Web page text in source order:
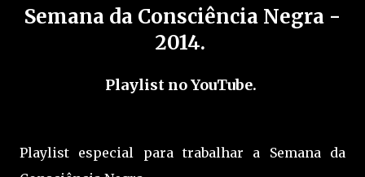
Semana da Consciência Negra -
2014.
Playlist no YouTube.
Playlist especial para trabalhar a Semana da